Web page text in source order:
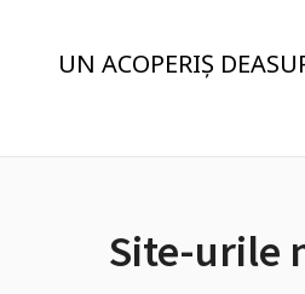
UN ACOPERIȘ
Site-urile